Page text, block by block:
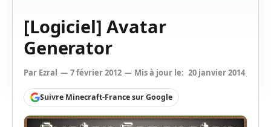
[Logiciel] Avatar
Generator
Par Ezral 7 février 2012 Mis à jour le: 20 janvier 2014
Suivre Minecraft-France sur Google